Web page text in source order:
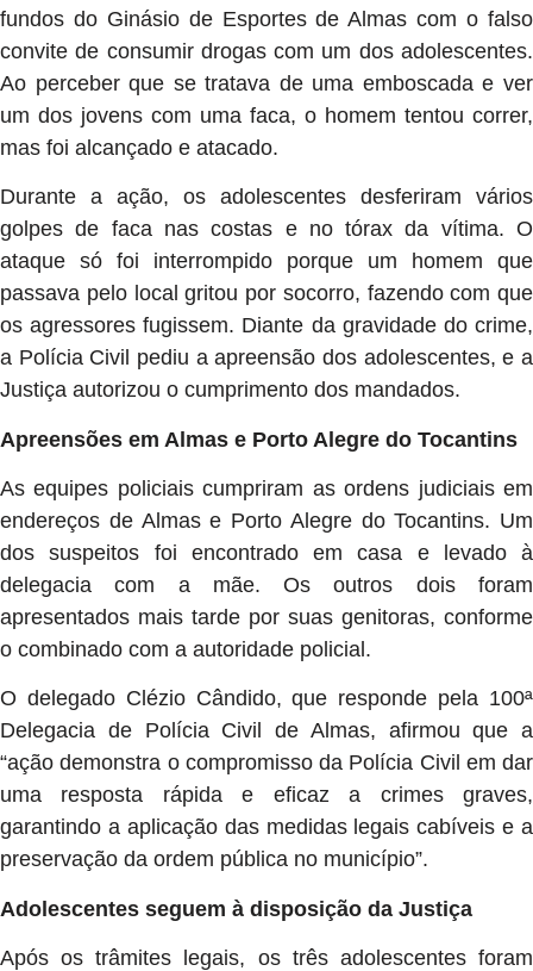
fundos do Ginásio de Esportes de Almas com o falso
convite de consumir drogas com um dos adolescentes.
Ao perceber que se tratava de uma emboscada e ver
um dos jovens com uma faca, o homem tentou correr,
mas foi alcançado e atacado.
Durante a ação, os adolescentes desferiram vários
golpes de faca nas costas e no tórax da vítima. O
ataque só foi interrompido porque um homem que
passava pelo local gritou por socorro, fazendo com que
os agressores fugissem. Diante da gravidade do crime,
a Polícia Civil pediu a apreensão dos adolescentes, e a
Justiça autorizou o cumprimento dos mandados.
Apreensões em Almas e Porto Alegre do Tocantins
As equipes policiais cumpriram as ordens judiciais em
endereços de Almas e Porto Alegre do Tocantins. Um
dos suspeitos foi encontrado em casa e levado à
delegacia com a mãe. Os outros dois foram
apresentados mais tarde por suas genitoras, conforme
o combinado com a autoridade policial.
O delegado Clézio Cândido, que responde pela 100ª
Delegacia de Polícia Civil de Almas, afirmou que a
“ação demonstra o compromisso da Polícia Civil em dar
uma resposta rápida e eficaz a crimes graves,
garantindo a aplicação das medidas legais cabíveis e a
preservação da ordem pública no município”.
Adolescentes seguem à disposição da Justiça
Após os trâmites legais, os três adolescentes foram